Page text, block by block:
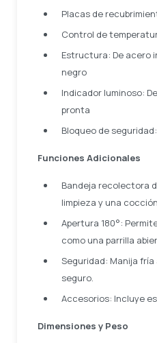
Placas de
Control de
Estructura: De acero
negro
Indicador luminoso:
pronta
Bloqueo de
Funciones Adicionales
Bandeja recolectora
limpieza y una
Apertura 180°:
como una parrilla
Seguridad: Manija
seguro.
Accesorios: Incluye
Dimensiones y Peso